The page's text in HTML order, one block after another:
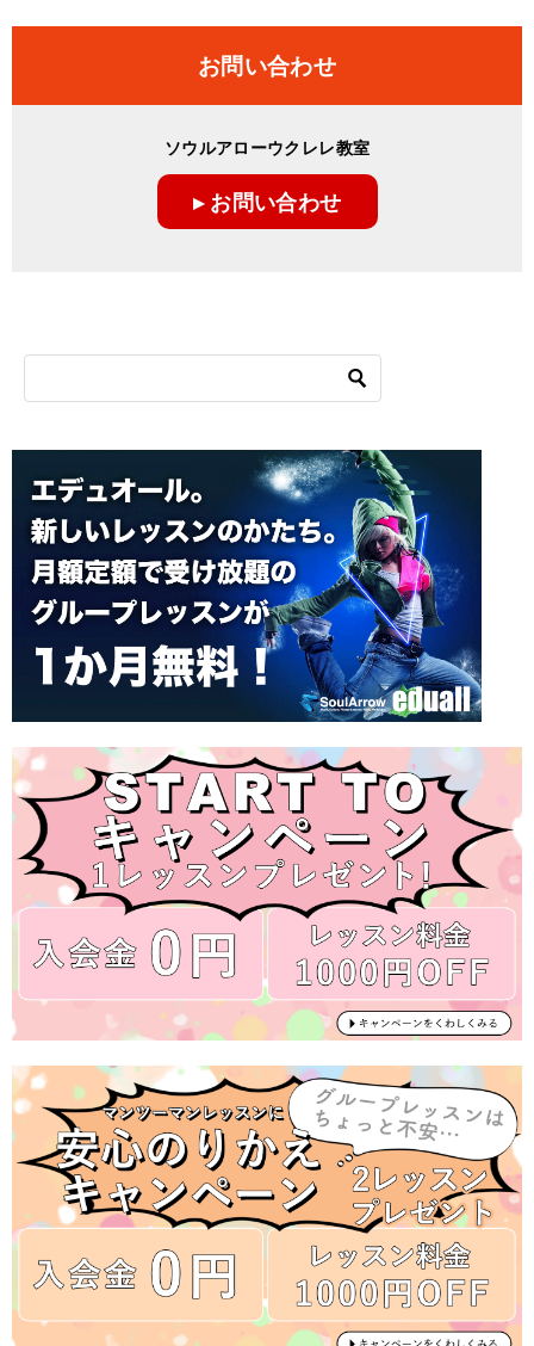
お問い合わせ
ソウルアローウクレレ教室
▸ お問い合わせ